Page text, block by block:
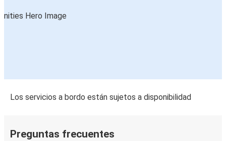
Los servicios a bordo están sujetos a disponibilidad
Preguntas frecuentes